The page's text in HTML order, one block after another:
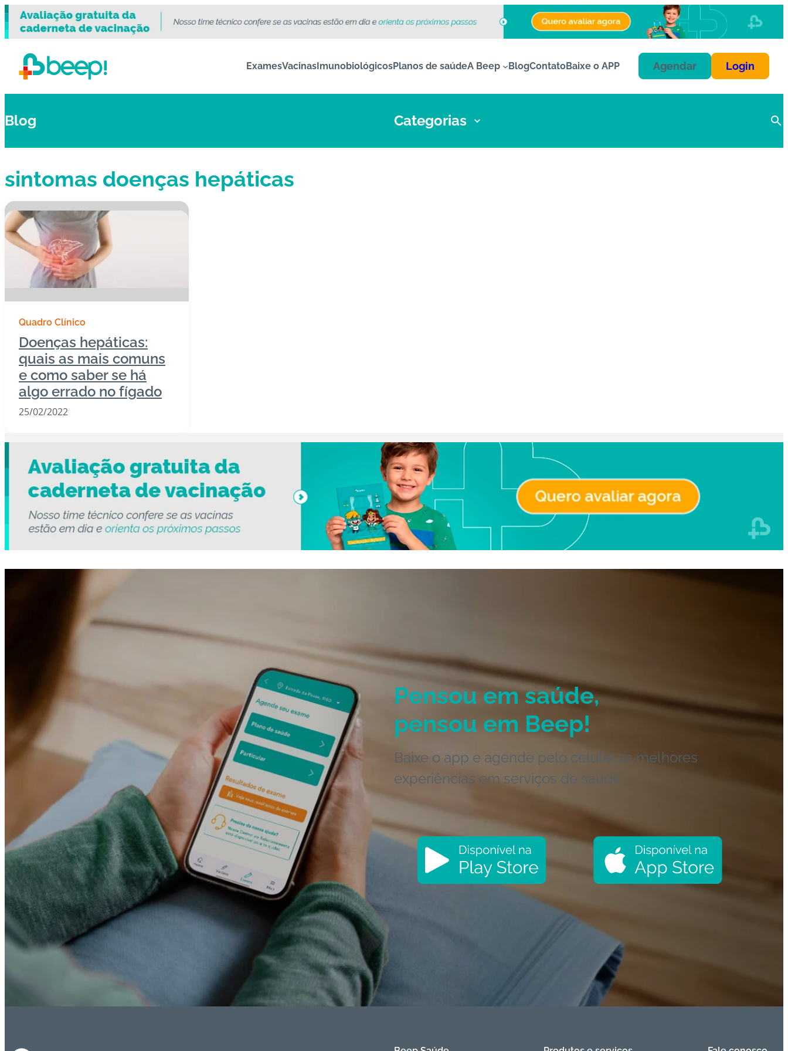
ExamesVacinasImunobiológicosPlanos de saúdeA Beep BlogContatoBaixe o APP Agendar Login
Blog Categorias
sintomas doenças hepáticas
Quadro Clínico
Doenças hepáticas:
quais as mais comuns
e como saber se há
algo errado no fígado
25/02/2022
Pensou em saúde,
pensou em Beep!
Baixe o app e agende pelo celular as melhores
experiências em serviços de saúde.